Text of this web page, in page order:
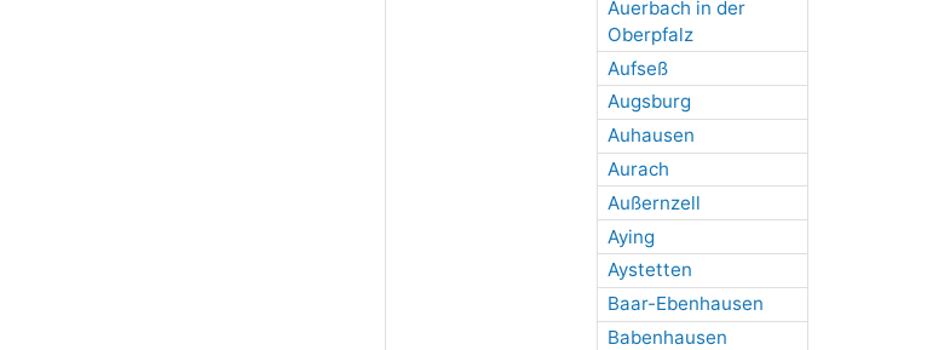
Auerbach in der
Oberpfalz
Aufseß
Augsburg
Auhausen
Aurach
Außernzell
Aying
Aystetten
Baar-Ebenhausen
Babenhausen